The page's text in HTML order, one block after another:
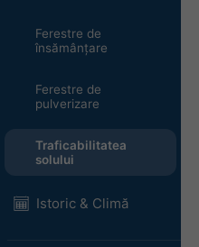
Ferestre de
însămânțare
Ferestre de
pulverizare
Traficabilitatea
solului
Istoric & Climă